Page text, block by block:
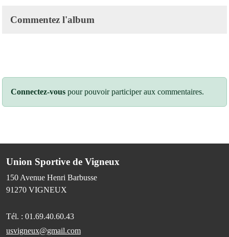
Commentez l'album
Connectez-vous pour pouvoir participer aux commentaires.
Union Sportive de Vigneux
150 Avenue Henri Barbusse
91270 VIGNEUX
Tél. : 01.69.40.60.43
usvigneux@gmail.com